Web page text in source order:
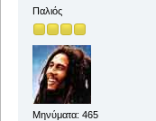
Παλιός
Μηνύματα: 465